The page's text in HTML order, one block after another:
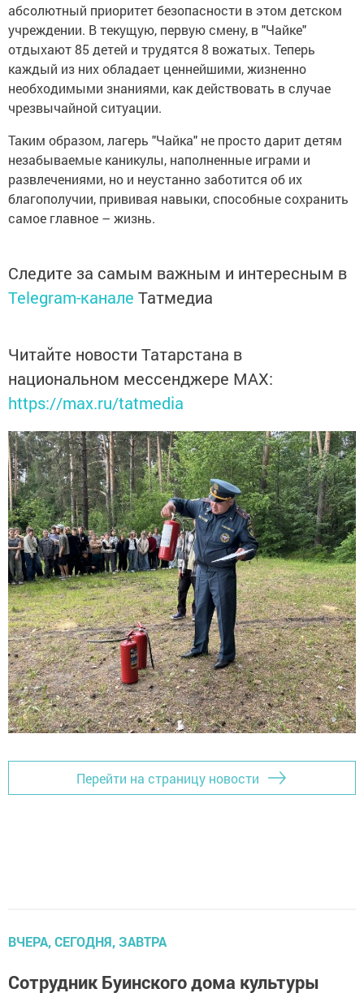
абсолютный приоритет безопасности в этом детском
учреждении. В текущую, первую смену, в "Чайке"
отдыхают 85 детей и трудятся 8 вожатых. Теперь
каждый из них обладает ценнейшими, жизненно
необходимыми знаниями, как действовать в случае
чрезвычайной ситуации.
Таким образом, лагерь "Чайка" не просто дарит детям
незабываемые каникулы, наполненные играми и
развлечениями, но и неустанно заботится об их
благополучии, прививая навыки, способные сохранить
самое главное – жизнь.
Следите за самым важным и интересным в
Telegram-канале Татмедиа
Читайте новости Татарстана в
национальном мессенджере MАХ:
https://max.ru/tatmedia
Перейти на страницу новости
ВЧЕРА, СЕГОДНЯ, ЗАВТРА
Сотрудник Буинского дома культуры